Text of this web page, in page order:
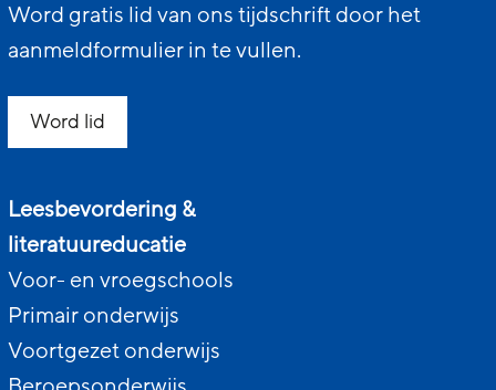
Word gratis lid van ons tijdschrift door het
aanmeldformulier in te vullen.
Word lid
Leesbevordering &
literatuureducatie
Voor- en vroegschools
Primair onderwijs
Voortgezet onderwijs